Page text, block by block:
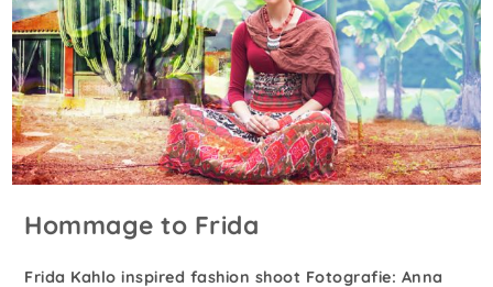
Hommage to Frida
Frida Kahlo inspired fashion shoot Fotografie: Anna